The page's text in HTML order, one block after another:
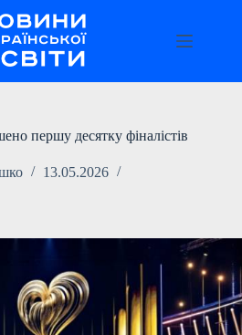
першу десятку фіналістів
13.05.2026